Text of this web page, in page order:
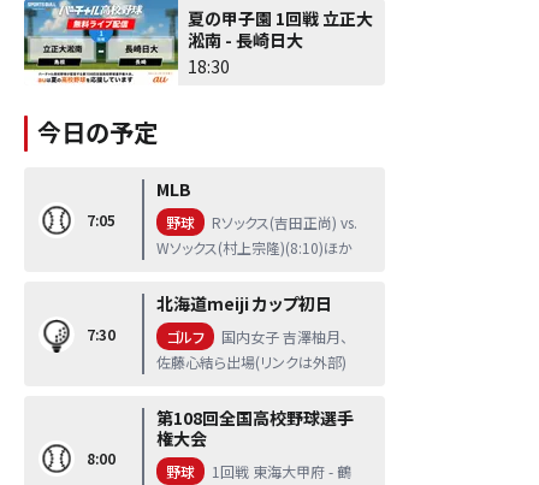
夏の甲子園 1回戦 立正大
淞南 - 長崎日大
18:30
今日の予定
7:05
MLB
野球
Rソックス(吉田正尚) vs.
Wソックス(村上宗隆)(8:10)ほか
7:30
北海道meiji カップ初日
ゴルフ
国内女子 吉澤柚月、
佐藤心結ら出場(リンクは外部)
8:00
第108回全国高校野球選手
権大会
野球
1回戦 東海大甲府 - 鶴